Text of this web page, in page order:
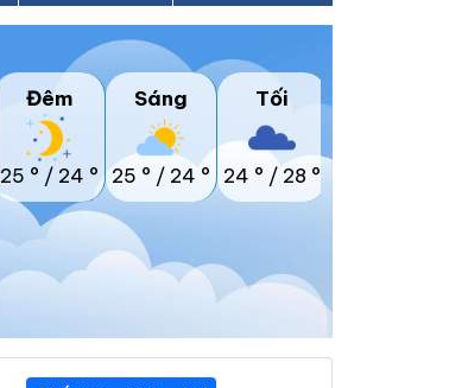
Đêm
25 ° / 24 °
Sáng
25 ° / 24 °
Tối
24 ° / 28 °